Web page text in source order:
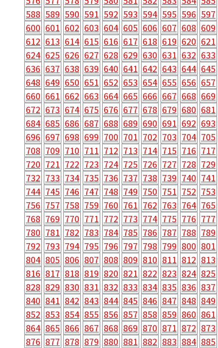
588 589 590 591 592 593 594 595 596 597
600 601 602 603 604 605 606 607 608 609
612 613 614 615 616 617 618 619 620 621
624 625 626 627 628 629 630 631 632 633
636 637 638 639 640 641 642 643 644 645
648 649 650 651 652 653 654 655 656 657
660 661 662 663 664 665 666 667 668 669
672 673 674 675 676 677 678 679 680 681
684 685 686 687 688 689 690 691 692 693
696 697 698 699 700 701 702 703 704 705
708 709 710 711 712 713 714 715 716 717
720 721 722 723 724 725 726 727 728 729
732 733 734 735 736 737 738 739 740 741
744 745 746 747 748 749 750 751 752 753
756 757 758 759 760 761 762 763 764 765
768 769 770 771 772 773 774 775 776 777
780 781 782 783 784 785 786 787 788 789
792 793 794 795 796 797 798 799 800 801
804 805 806 807 808 809 810 811 812 813
816 817 818 819 820 821 822 823 824 825
828 829 830 831 832 833 834 835 836 837
840 841 842 843 844 845 846 847 848 849
852 853 854 855 856 857 858 859 860 861
864 865 866 867 868 869 870 871 872 873
876 877 878 879 880 881 882 883 884 885